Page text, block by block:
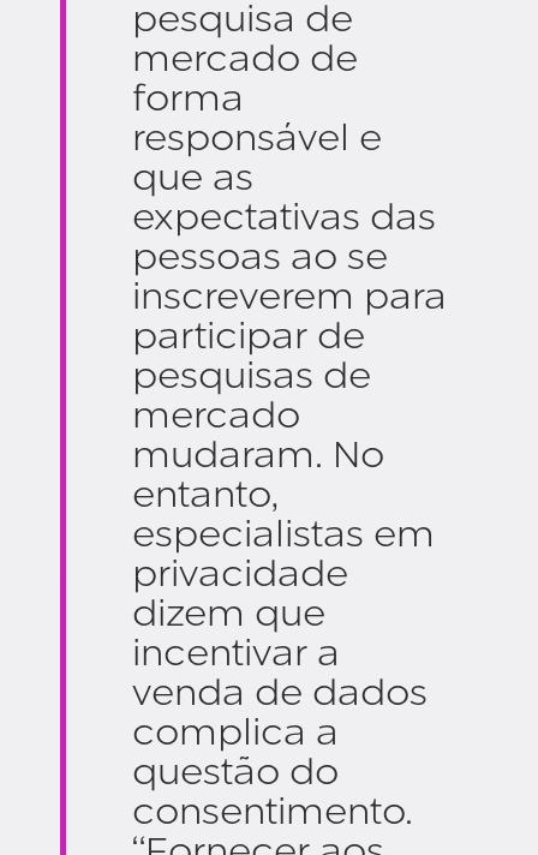
pesquisa de
mercado de
forma
responsável e
que as
expectativas das
pessoas ao se
inscreverem para
participar de
pesquisas de
mercado
mudaram. No
entanto,
especialistas em
privacidade
dizem que
incentivar a
venda de dados
complica a
questão do
consentimento.